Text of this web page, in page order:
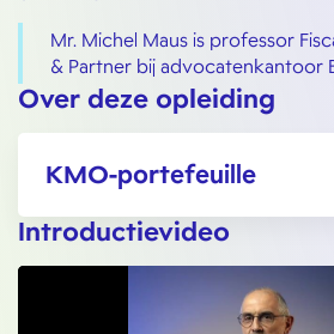
Mr. Michel Maus is professor
& Partner bij advocatenkantoor
Over deze opleiding
KMO-portefeuille
Introductievideo